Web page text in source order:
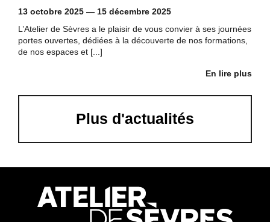
13 octobre 2025 — 15 décembre 2025
L’Atelier de Sèvres a le plaisir de vous convier à ses journées
portes ouvertes, dédiées à la découverte de nos formations,
de nos espaces et [...]
En lire plus
Plus d'actualités